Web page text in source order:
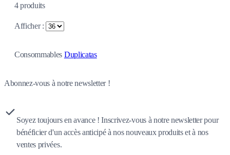
Consommables Duplicatas
4produits
Afficher :
Abonnez-vous à notre newsletter !
Soyez toujours en avance ! Inscrivez-vous à notre newsletter pour
bénéficier d'un accès anticipé à nos nouveaux produits et à nos
ventes privées.